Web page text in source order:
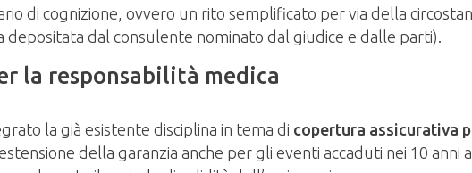
di cognizione, ovvero un rito semplificato per via della
depositata dal consulente nominato dal giudice e dalle parti).
la responsabilità medica
la già esistente disciplina in tema di copertura assicurativa
della garanzia anche per gli eventi accaduti nei 10